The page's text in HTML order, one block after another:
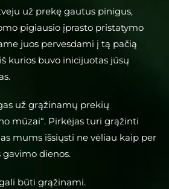
už prekę gautus pinigus,
pigiausio įprasto pristatymo
juos pervesdami į tą pačią
kurios buvo inicijuotas jūsų
už grąžinamų prekių
mūzai“. Pirkėjas turi grąžinti
mums išsiųsti ne vėliau kaip per
gavimo dienos.
būti grąžinami.